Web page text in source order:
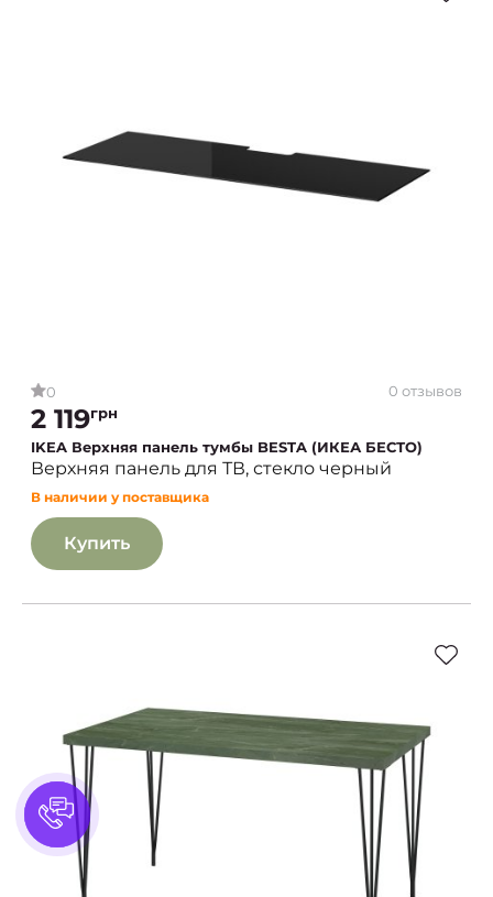
0 0 отзывов
2 119грн
IKEA Верхняя панель тумбы BESTA (ИКЕА БЕСТО)
Верхняя панель для ТВ, стекло черный
В наличии у поставщика
Купить